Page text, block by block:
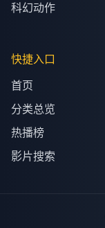
科幻动作
快捷入口
首页
分类总览
热播榜
影片搜索